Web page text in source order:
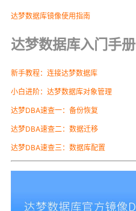
达梦数据库镜像使用指南
达梦数据库入门手册
新手教程：连接达梦数据库
小白进阶：达梦数据库对象管理
达梦DBA速查一：备份恢复
达梦DBA速查二：数据迁移
达梦DBA速查三：数据库配置